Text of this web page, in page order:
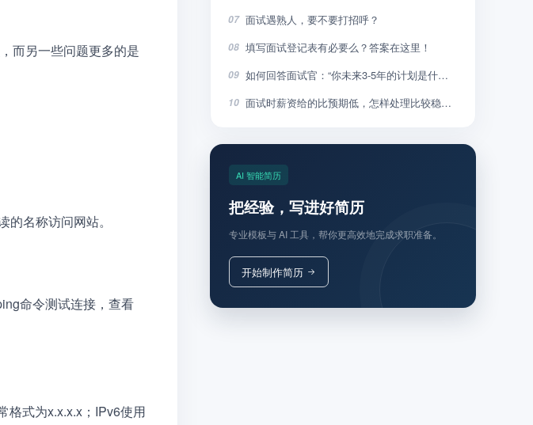
而另一些问题更多的是
名称访问网站。
命令测试连接，查看
格式为x.x.x.x；IPv6使用
07 面试遇熟人，要不要打招呼？
08 填写面试登记表有必要么？答案在这里！
09 如何回答面试官：“你未来3-5年的计划是什么”？
10 面试时薪资给的比预期低，怎样处理比较稳妥？
AI 智能简历
把经验，写进好简历
专业模板与 AI 工具，帮你更高效地完成求职准备。
开始制作简历